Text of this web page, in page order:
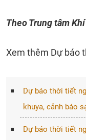
Theo Trung tâm
Xem thêm Dự báo
Dự báo thời tiết
khuya, cảnh báo
Dự báo thời tiết